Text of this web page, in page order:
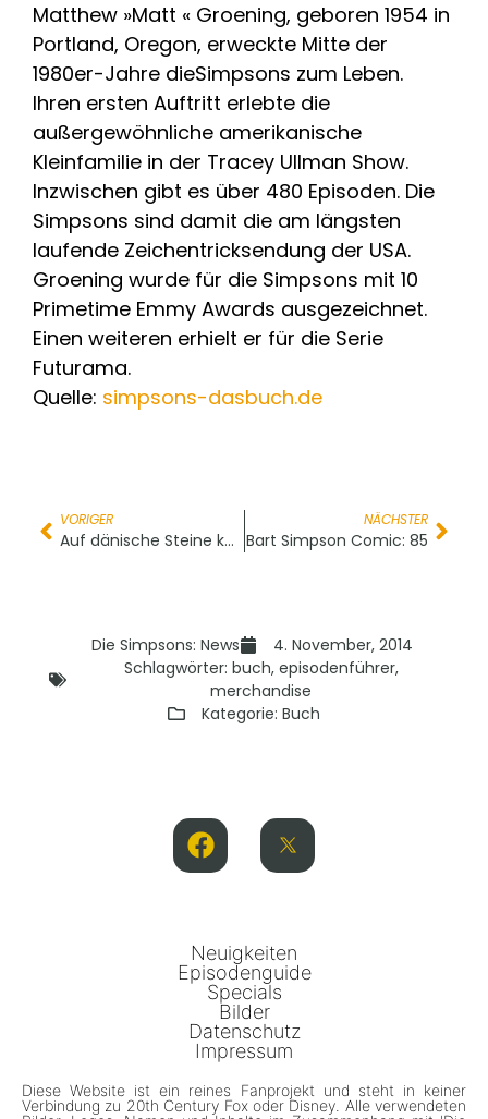
Matthew »Matt « Groening, geboren 1954 in
Portland, Oregon, erweckte Mitte der
1980er-Jahre dieSimpsons zum Leben.
Ihren ersten Auftritt erlebte die
außergewöhnliche amerikanische
Kleinfamilie in der Tracey Ullman Show.
Inzwischen gibt es über 480 Episoden. Die
Simpsons sind damit die am längsten
laufende Zeichentricksendung der USA.
Groening wurde für die Simpsons mit 10
Primetime Emmy Awards ausgezeichnet.
Einen weiteren erhielt er für die Serie
Futurama.
Quelle: simpsons-dasbuch.de
VORIGER
Auf dänische Steine können Sie bauen
NÄCHSTER
Bart Simpson Comic: 85
Die Simpsons: News
4. November, 2014
Schlagwörter: buch, episodenführer,
merchandise
Kategorie: Buch
Neuigkeiten
Episodenguide
Specials
Bilder
Datenschutz
Impressum
Diese Website ist ein reines Fanprojekt und steht in keiner
Verbindung zu 20th Century Fox oder Disney. Alle verwendeten